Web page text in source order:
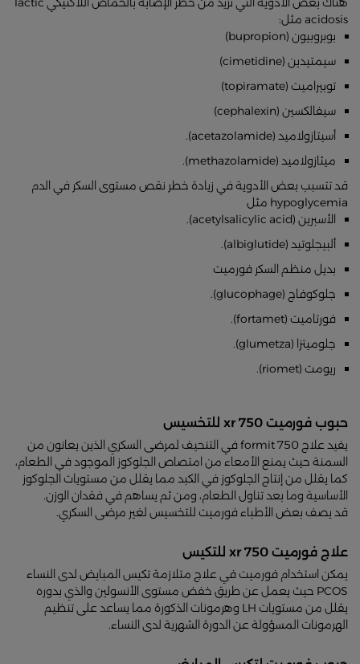
acidosis مثل:
بوبروبيون (bupropion)
سيمتيدين (cimetidine)
توبيراميت (topiramate)
سيفالكسين (cephalexin)
أسيتازولاميد (acetazolamide).
ميثازولاميد (methazolamide).
قد تتسبب بعض الأدوية في زيادة خطر نقص مستوى السكر في الدم
hypoglycemia مثل
الأسبرين (acetylsalicylic acid).
ألبيجلوتيد (albiglutide).
بديل منظم السكر فورميت
جلوكوفاج (glucophage).
فورتاميت (fortamet).
جلوميتزا (glumetza).
ريومت (riomet).
حبوب فورميت 750 xr للتخسيس
يفيد علاج formit 750 في التنحيف لمرضى السكري الذين يعانون من
السمنة حيث يمنع الأمعاء من امتصاص الجلوكوز الموجود في الطعام،
كما يقلل من إنتاج الجلوكوز في الكبد مما يقلل من مستويات الجلوكوز
الأساسية وما بعد تناول الطعام، ومن ثم يساهم في فقدان الوزن.
قد يصف بعض الأطباء فورميت للتخسيس لغير مرضى السكري.
علاج فورميت 750 xr للتكيس
يمكن استخدام فورميت في علاج متلازمة تكيس المبايض لدى النساء
PCOS حيث يعمل عن طريق خفض مستوى الأنسولين والذي بدوره
يقلل من مستويات LH وهرمونات الذكورة مما يساعد على تنظيم
الهرمونات المسؤولة عن الدورة الشهرية لدى النساء.